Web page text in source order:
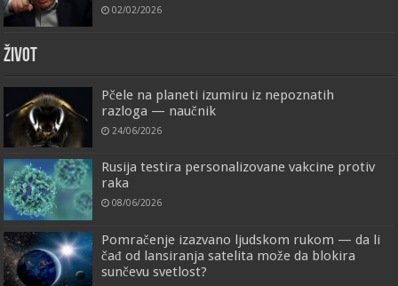
02/02/2026
ŽIVOT
Pčele na planeti izumiru iz nepoznatih
razloga — naučnik
24/06/2026
Rusija testira personalizovane vakcine protiv
raka
08/06/2026
Pomračenje izazvano ljudskom rukom — da li
čađ od lansiranja satelita može da blokira
sunčevu svetlost?